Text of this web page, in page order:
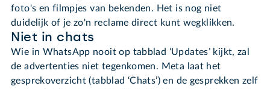
foto's en filmpjes van bekenden. Het is nog niet
duidelijk of je zo'n reclame direct kunt wegklikken.
Niet in chats
Wie in WhatsApp nooit op tabblad ‘Updates’ kijkt, zal
de advertenties niet tegenkomen. Meta laat het
gesprekoverzicht (tabblad ‘Chats’) en de gesprekken zelf